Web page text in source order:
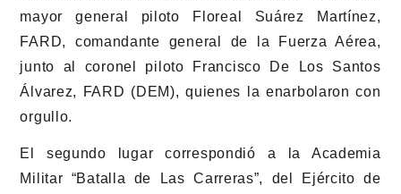
mayor general piloto Floreal Suárez Martínez,
FARD, comandante general de la Fuerza Aérea,
junto al coronel piloto Francisco De Los Santos
Álvarez, FARD (DEM), quienes la enarbolaron con
orgullo.
El segundo lugar correspondió a la Academia
Militar “Batalla de Las Carreras”, del Ejército de